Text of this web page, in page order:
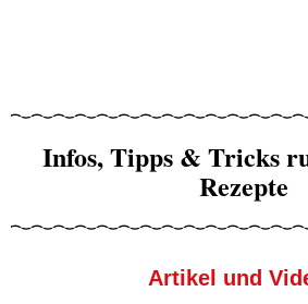
Infos, Tipps & Tricks
Rezepte
Artikel und